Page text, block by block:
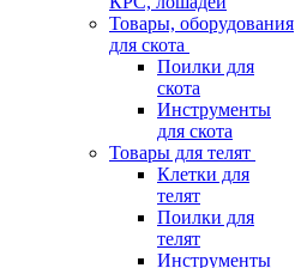
Товары, оборудования
для скота
Поилки для
скота
Инструменты
для скота
Товары для телят
Клетки для
телят
Поилки для
телят
Инструменты